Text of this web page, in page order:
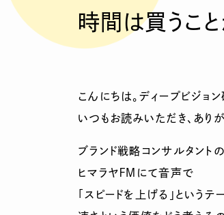
時間は買うこと
こんにちは。ディープビジョ
いつもお読みいただき、ありが
ブランド戦略コンサルタント
ヒマラヤＦＭにて音声で
「スピードを上げる」というテ